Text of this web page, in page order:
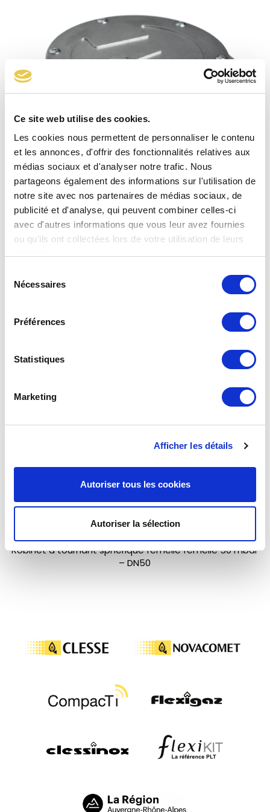
Ce site web utilise des cookies.
Les cookies nous permettent de personnaliser le contenu
et les annonces, d'offrir des fonctionnalités relatives aux
médias sociaux et d'analyser notre trafic. Nous
partageons également des informations sur l'utilisation de
notre site avec nos partenaires de médias sociaux, de
publicité et d'analyse, qui peuvent combiner celles-ci
avec d'autres informations que vous leur avez fournies
ou qu'ils ont collectées lors de votre utilisation de leurs
Nécessaires
Préférences
Statistiques
Marketing
Afficher les détails
Autoriser tous les cookies
Autoriser la sélection
Robinet à tournant sphérique femelle femelle 50 mbar
– DN50